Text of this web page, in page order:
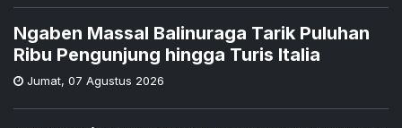
Ngaben Massal Balinuraga Tarik Puluhan
Ribu Pengunjung hingga Turis Italia
Jumat, 07 Agustus 2026